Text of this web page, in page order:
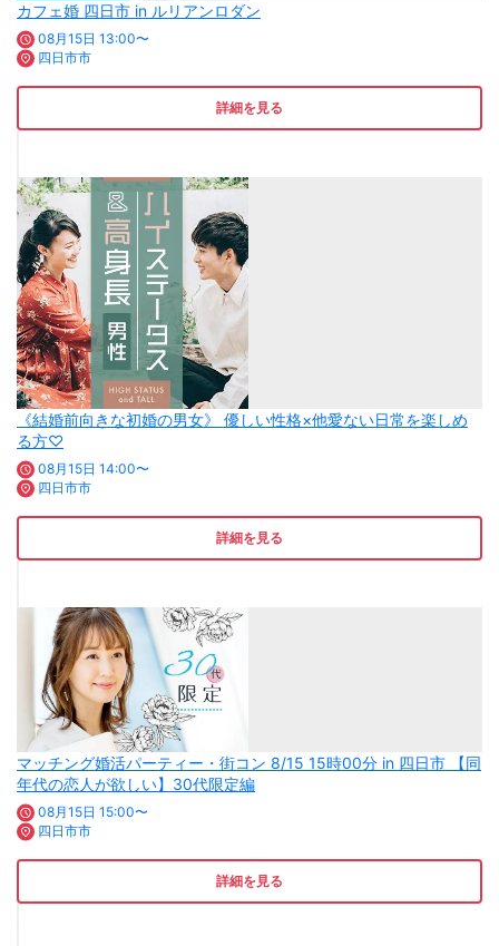
カフェ婚 四日市 in ルリアンロダン
08月15日 13:00〜
四日市市
詳細を見る
《結婚前向きな初婚の男女》 優しい性格×他愛ない日常を楽しめ
る方♡
08月15日 14:00〜
四日市市
詳細を見る
マッチング婚活パーティー・街コン 8/15 15時00分 in 四日市 【同
年代の恋人が欲しい】30代限定編
08月15日 15:00〜
四日市市
詳細を見る